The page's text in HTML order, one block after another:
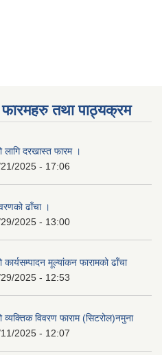
तथा पाठ्यक्रम
लागि दरखास्त फारम ।
2025 - 17:06
ढाँचा ।
2025 - 13:00
कार्यसम्पादन मूल्यांकन फारामको ढाँचा
2025 - 12:53
व्यक्तिक विवरण फाराम (सिटरोल)नमुना
2025 - 12:07